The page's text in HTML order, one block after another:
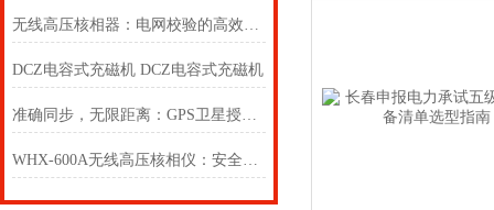
无线高压核相器：电网校验的高效助手
DCZ电容式充磁机 DCZ电容式充磁机
准确同步，无限距离：GPS卫星授时远程无线核相器的优势与应用
WHX-600A无线高压核相仪：安全、高效、精准的电力检测工具